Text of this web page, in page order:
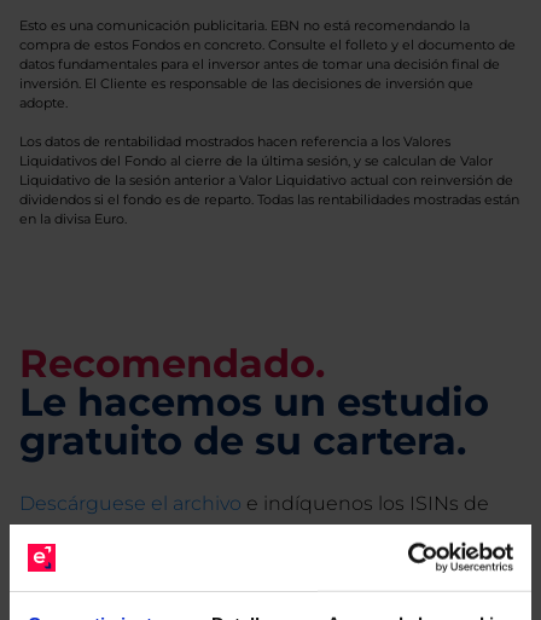
Esto es una comunicación publicitaria. EBN no está recomendando la
compra de estos Fondos en concreto. Consulte el folleto y el documento de
datos fundamentales para el inversor antes de tomar una decisión final de
inversión. El Cliente es responsable de las decisiones de inversión que
adopte.
Los datos de rentabilidad mostrados hacen referencia a los Valores
Liquidativos del Fondo al cierre de la última sesión, y se calculan de Valor
Liquidativo de la sesión anterior a Valor Liquidativo actual con reinversión de
dividendos si el fondo es de reparto. Todas las rentabilidades mostradas están
en la divisa Euro.
Recomendado.
Le hacemos un estudio
gratuito de su cartera.
Descárguese el archivo e indíquenos los ISINs de
sus Fondos y nuestros expertos le enviarán un
estudio gratuito de sus alternativas de Clases
Limpias con las que podrá ahorrar en sus costes.